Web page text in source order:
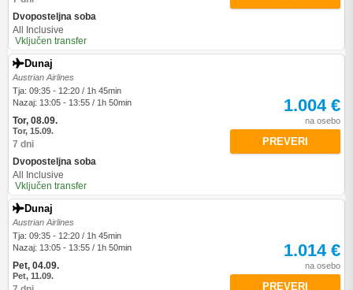
Dvoposteljna soba
All Inclusive
Vključen transfer
Dunaj
Austrian Airlines
Tja: 09:35 - 12:20 / 1h 45min
Nazaj: 13:05 - 13:55 / 1h 50min
Tor, 08.09.
Tor, 15.09.
7 dni
Dvoposteljna soba
All Inclusive
Vključen transfer
1.004 €
na osebo
PREVERI
Dunaj
Austrian Airlines
Tja: 09:35 - 12:20 / 1h 45min
Nazaj: 13:05 - 13:55 / 1h 50min
Pet, 04.09.
Pet, 11.09.
1.014 €
na osebo
PREVERI